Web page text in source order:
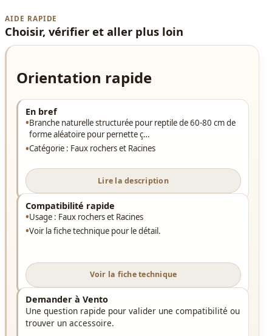
AIDE RAPIDE
Choisir, vérifier et aller plus loin
Orientation rapide
En bref
Branche naturelle structurée pour reptile de 60-80 cm de
forme aléatoire pour pernette ç…
Catégorie : Faux rochers et Racines
Lire la description
Compatibilité rapide
Usage : Faux rochers et Racines
Voir la fiche technique pour le détail.
Voir la fiche technique
Demander à Vento
Une question rapide pour valider une compatibilité ou
trouver un accessoire.